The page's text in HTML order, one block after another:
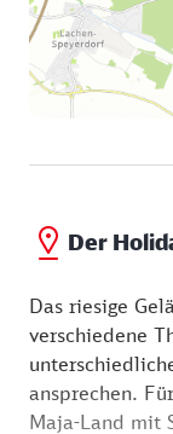
Der
Das riesige
verschiedene
ansprechen.
Maja-Land mit